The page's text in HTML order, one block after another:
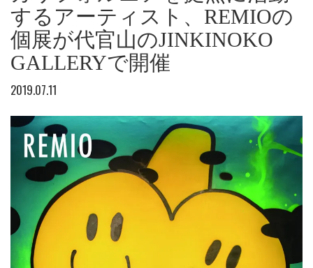
n
するアーティスト、REMIOの
個展が代官山のJINKINOKO
GALLERYで開催
2019.07.11